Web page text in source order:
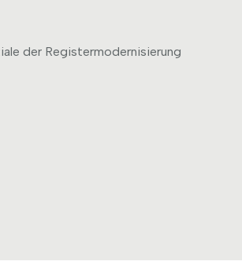
der Registermodernisierung